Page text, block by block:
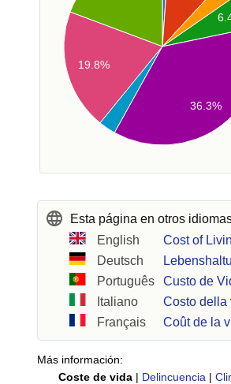
19.8%
36.3%
Esta página en otros
English
Cost of
Deutsch
Português
Custo de
Italiano
Costo della
Français
Coût de la
Más información:
Coste de vida | Delincuencia |